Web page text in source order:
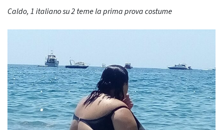
Caldo, 1 italiano su 2 teme la prima prova costume